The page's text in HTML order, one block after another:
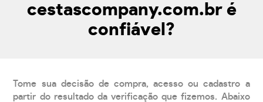
cestascompany.com.br é
confiável?
Tome sua decisão de compra, acesso ou cadastro a
partir do resultado da verificação que fizemos. Abaixo